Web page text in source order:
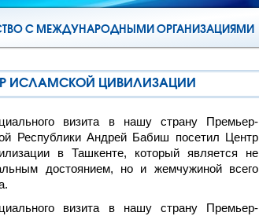
С МЕЖДУНАРОДНЫМИ ОРГАНИЗАЦИЯМИ
ИСЛАМСКОЙ ЦИВИЛИЗАЦИИ
визита в нашу страну Премьер-
Республики Андрей Бабиш посетил Центр
в Ташкенте, который является не
достоянием, но и жемчужиной всего
визита в нашу страну Премьер-